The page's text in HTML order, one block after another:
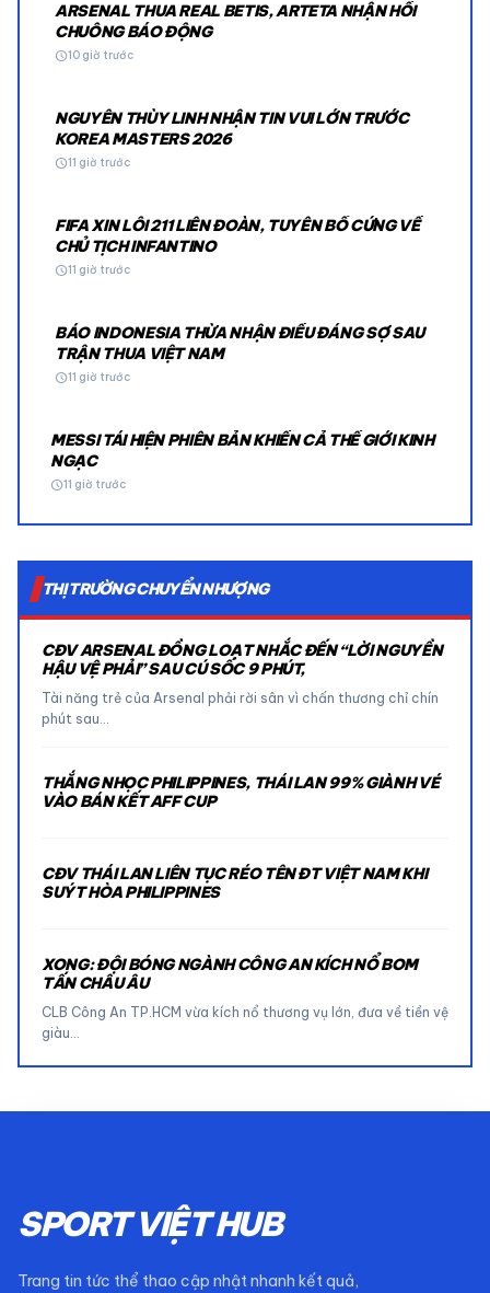
ARSENAL THUA REAL BETIS, ARTETA NHẬN HỒI
CHUÔNG BÁO ĐỘNG
schedule10 giờ trước
NGUYỄN THÙY LINH NHẬN TIN VUI LỚN TRƯỚC
KOREA MASTERS 2026
schedule11 giờ trước
FIFA XIN LỖI 211 LIÊN ĐOÀN, TUYÊN BỐ CỨNG VỀ
CHỦ TỊCH INFANTINO
schedule11 giờ trước
BÁO INDONESIA THỪA NHẬN ĐIỀU ĐÁNG SỢ SAU
TRẬN THUA VIỆT NAM
schedule11 giờ trước
MESSI TÁI HIỆN PHIÊN BẢN KHIẾN CẢ THẾ GIỚI KINH
NGẠC
schedule11 giờ trước
THỊ TRƯỜNG CHUYỂN NHƯỢNG
CĐV ARSENAL ĐỒNG LOẠT NHẮC ĐẾN “LỜI NGUYỀN
HẬU VỆ PHẢI” SAU CÚ SỐC 9 PHÚT,
Tài năng trẻ của Arsenal phải rời sân vì chấn thương chỉ chín
phút sau…
THẮNG NHỌC PHILIPPINES, THÁI LAN 99% GIÀNH VÉ
VÀO BÁN KẾT AFF CUP
CĐV THÁI LAN LIÊN TỤC RÉO TÊN ĐT VIỆT NAM KHI
SUÝT HÒA PHILIPPINES
XONG: ĐỘI BÓNG NGÀNH CÔNG AN KÍCH NỔ BOM
TẤN CHÂU ÂU
CLB Công An TP.HCM vừa kích nổ thương vụ lớn, đưa về tiền vệ
giàu…
SPORT VIỆT HUB
Trang tin tức thể thao cập nhật nhanh kết quả,